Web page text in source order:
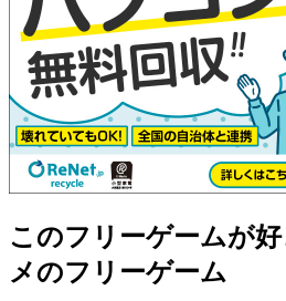
このフリーゲームが
メのフリーゲーム